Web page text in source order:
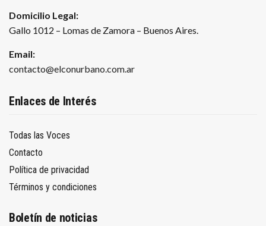
Domicilio Legal:
Gallo 1012 – Lomas de Zamora – Buenos Aires.
Email:
contacto@elconurbano.com.ar
Enlaces de Interés
Todas las Voces
Contacto
Política de privacidad
Términos y condiciones
Boletín de noticias